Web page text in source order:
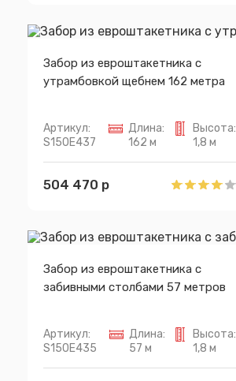
Забор из евроштакетника с
утрамбовкой щебнем 162 метра
Артикул:
S150E437
Длина:
162 м
Высота:
1,8 м
504 470 р
Забор из евроштакетника с
забивными столбами 57 метров
Артикул:
S150E435
Длина:
57 м
Высота:
1,8 м